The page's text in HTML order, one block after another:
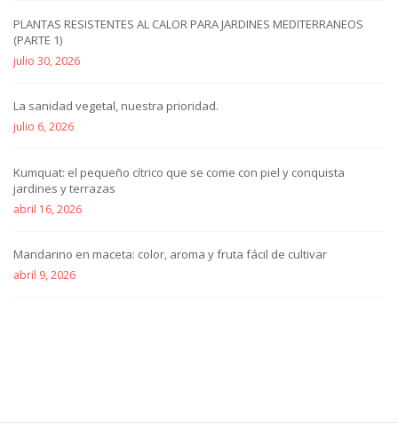
PLANTAS RESISTENTES AL CALOR PARA JARDINES MEDITERRANEOS
(PARTE 1)
julio 30, 2026
La sanidad vegetal, nuestra prioridad.
julio 6, 2026
Kumquat: el pequeño cítrico que se come con piel y conquista
jardines y terrazas
abril 16, 2026
Mandarino en maceta: color, aroma y fruta fácil de cultivar
abril 9, 2026